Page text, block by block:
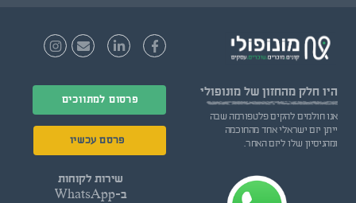
היו חלק מהחזון של מונופולי
אנו חולמים להקים פלטפורמה שבה
ייתן יזם ישראלי אחד מהחוכמה
ומהניסיון שלו ליזם האחר.
פרסום למתווכים
פרסם עכשיו
שירות לקוחות
ב-WhatsApp